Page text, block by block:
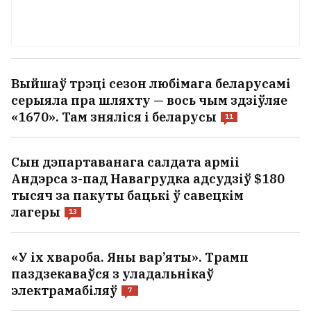
Выйшаў трэці сезон любімага беларусамі
серыяла пра шляхту — вось чым здзіўляе
«1670». Там зняліся і беларусы
11
Сын дэпартаванага салдата арміі
Андэрса з-пад Навагрудка адсудзіў $180
тысяч за пакуты бацькі ў савецкім
лагеры
13
«У іх хвароба. Яны вар’яты». Трамп
паздзекаваўся з уладальнікаў
электрамабіляў
7